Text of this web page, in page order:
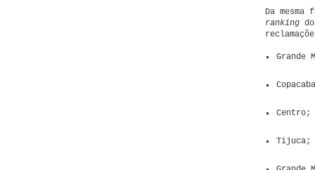
Da mesma
ranking
Grande
Centro;
Tijuca;